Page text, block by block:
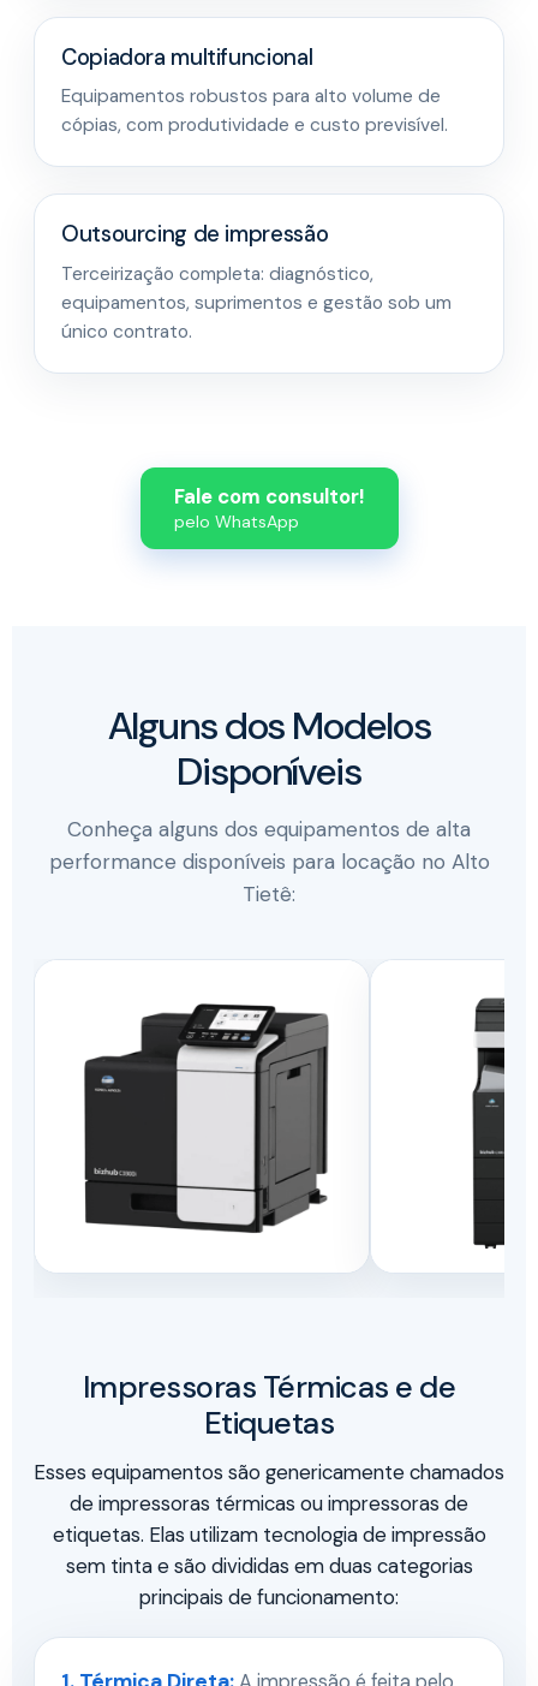
Copiadora multifuncional
Equipamentos robustos para alto volume de
cópias, com produtividade e custo previsível.
Outsourcing de impressão
Terceirização completa: diagnóstico,
equipamentos, suprimentos e gestão sob um
único contrato.
Fale com consultor!
pelo WhatsApp
Alguns dos Modelos
Disponíveis
Conheça alguns dos equipamentos de alta
performance disponíveis para locação no Alto
Tietê:
Impressoras Térmicas e de
Etiquetas
Esses equipamentos são genericamente chamados
de impressoras térmicas ou impressoras de
etiquetas. Elas utilizam tecnologia de impressão
sem tinta e são divididas em duas categorias
principais de funcionamento: